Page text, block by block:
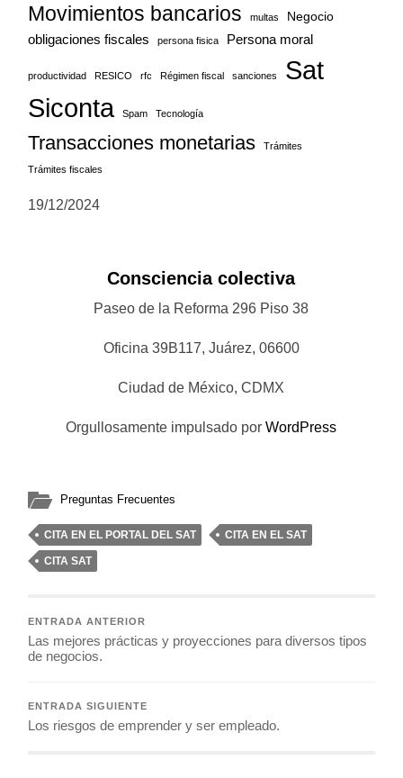
Movimientos bancarios multas Negocio
obligaciones fiscales persona fisica Persona moral
productividad RESICO rfc Régimen fiscal sanciones Sat
Siconta Spam Tecnología
Transacciones monetarias Trámites
Trámites fiscales
19/12/2024
Consciencia colectiva
Paseo de la Reforma 296 Piso 38
Oficina 39B117, Juárez, 06600
Ciudad de México, CDMX
Orgullosamente impulsado porWordPress
Preguntas Frecuentes
CITA EN EL PORTAL DEL SAT CITA EN EL SAT
CITA SAT
ENTRADA ANTERIOR
Las mejores prácticas y proyecciones para diversos tipos
de negocios.
ENTRADA SIGUIENTE
Los riesgos de emprender y ser empleado.